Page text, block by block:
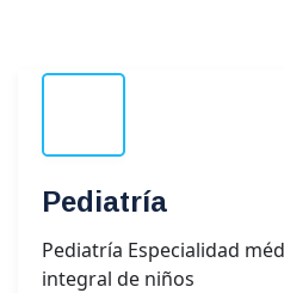
Pediatría
Pediatría Especialidad
integral de niños